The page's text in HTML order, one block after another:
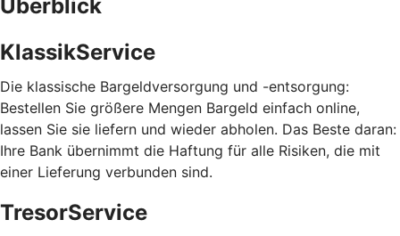
Überblick
KlassikService
Die klassische Bargeldversorgung und -entsorgung:
Bestellen Sie größere Mengen Bargeld einfach online,
lassen Sie sie liefern und wieder abholen. Das Beste daran:
Ihre Bank übernimmt die Haftung für alle Risiken, die mit
einer Lieferung verbunden sind.
TresorService